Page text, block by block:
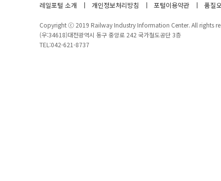
레일포털 소개 개인정보처리방침 포털이용약관 품질
Copyright ⓒ 2019 Railway Industry Information Center. All rights
(우:34618)대전광역시 동구 중앙로 242 국가철도공단 3층
TEL:042-621-8737